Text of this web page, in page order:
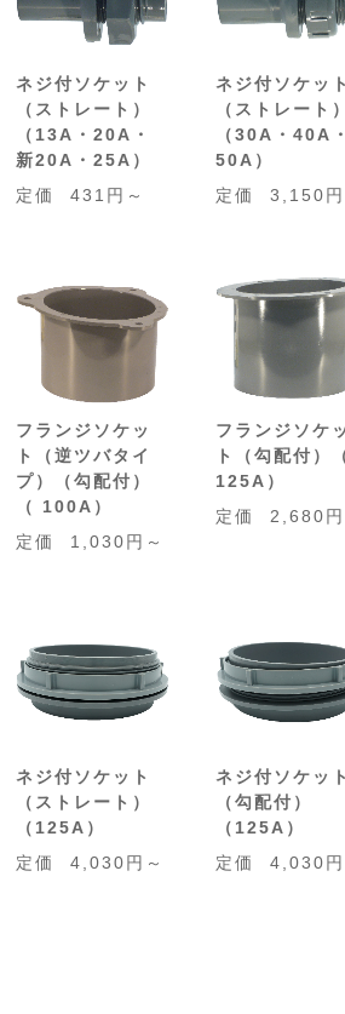
ネジ付ソケット
（ストレート）
（13A・20A・
新20A・25A）
定価
431円～
ネジ付ソケット
（ストレート）
（30A・40A・
50A）
定価
3,150円
フランジソケッ
ト（逆ツバタイ
プ）（勾配付）
（ 100A）
定価
1,030円～
フランジソケッ
ト（勾配付）
125A）
定価
2,680円
ネジ付ソケット
（ストレート）
（125A）
定価
4,030円～
ネジ付ソケット
（勾配付）
（125A）
定価
4,030円